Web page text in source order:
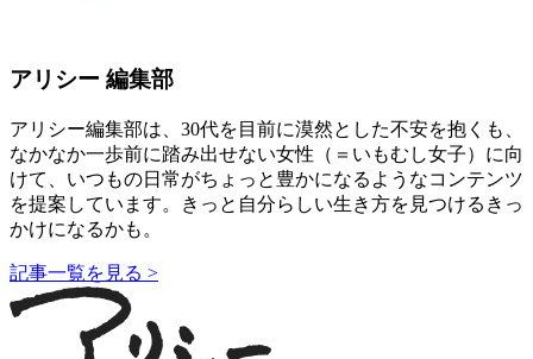
アリシー 編集部
アリシー編集部は、30代を目前に漠然とした不安を抱くも、
なかなか一歩前に踏み出せない女性（＝いもむし女子）に向
けて、いつもの日常がちょっと豊かになるようなコンテンツ
を提案しています。きっと自分らしい生き方を見つけるきっ
かけになるかも。
記事一覧を見る >